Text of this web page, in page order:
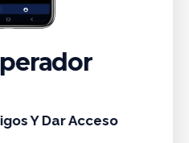
Y Dar Acceso